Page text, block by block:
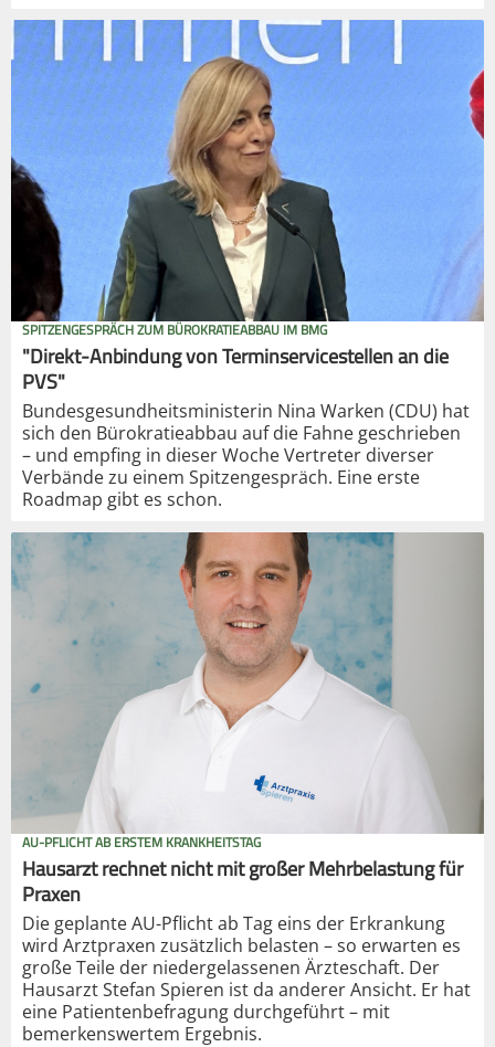
SPITZENGESPRÄCH ZUM BÜROKRATIEABBAU IM BMG
"Direkt-Anbindung von Terminservicestellen an die
PVS"
Bundesgesundheitsministerin Nina Warken (CDU) hat
sich den Bürokratieabbau auf die Fahne geschrieben
– und empfing in dieser Woche Vertreter diverser
Verbände zu einem Spitzengespräch. Eine erste
Roadmap gibt es schon.
AU-PFLICHT AB ERSTEM KRANKHEITSTAG
Hausarzt rechnet nicht mit großer Mehrbelastung für
Praxen
Die geplante AU-Pflicht ab Tag eins der Erkrankung
wird Arztpraxen zusätzlich belasten – so erwarten es
große Teile der niedergelassenen Ärzteschaft. Der
Hausarzt Stefan Spieren ist da anderer Ansicht. Er hat
eine Patientenbefragung durchgeführt – mit
bemerkenswertem Ergebnis.